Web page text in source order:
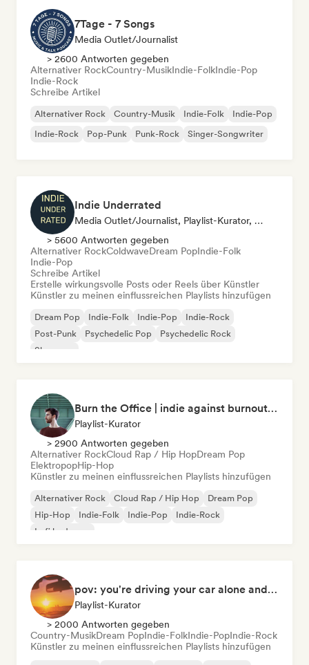
7Tage - 7 Songs
Media Outlet/Journalist
> 2600 Antworten gegeben
Alternativer RockCountry-MusikIndie-FolkIndie-Pop
Indie-Rock
Schreibe Artikel
Alternativer Rock Country-Musik Indie-Folk
Indie-Pop
Indie-Rock
Pop-Punk Punk-Rock Singer-Songwriter
Indie Underrated
Media Outlet/Journalist, Playlist-Kurator, Social Media Influencer
> 5600 Antworten gegeben
Alternativer RockColdwaveDream PopIndie-Folk
Indie-Pop
Schreibe Artikel
Erstelle wirkungsvolle Posts oder Reels über Künstler
Künstler zu meinen einflussreichen Playlists hinzufügen
Dream Pop Indie-Folk Indie-Pop
Indie-Rock
Post-Punk
Psychedelic Pop
Psychedelic Rock
Shoegaze
Burn the Office | indie against burnout (by Music Minds)
Playlist-Kurator
> 2900 Antworten gegeben
Alternativer RockCloud Rap / Hip HopDream Pop
ElektropopHip-Hop
Künstler zu meinen einflussreichen Playlists hinzufügen
Alternativer Rock Cloud Rap / Hip Hop
Dream Pop
Hip-Hop
Indie-Folk Indie-Pop
Indie-Rock
Lofi bedroom
pov: you're driving your car alone and it's golden hour
Playlist-Kurator
> 2000 Antworten gegeben
Country-MusikDream PopIndie-FolkIndie-PopIndie-Rock
Künstler zu meinen einflussreichen Playlists hinzufügen